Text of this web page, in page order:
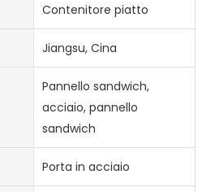
Contenitore piatto
Jiangsu, Cina
Pannello sandwich,
acciaio, pannello
sandwich
Porta in acciaio